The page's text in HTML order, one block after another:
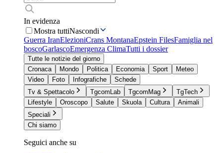
In evidenza
Mostra tuttiNascondi
Guerra IranElezioniCrans MontanaEpstein FilesFamiglia nel
boscoGarlascoEmergenza ClimaTutti i dossier
Tutte le notizie del giorno
Cronaca
Mondo Politica Economia Sport
Meteo
Video
Foto Infografiche
Schede
Tv & Spettacolo
TgcomLab TgcomMag
TgTech
Lifestyle
Oroscopo Salute Skuola Cultura
Animali
Speciali
Chi siamo
Seguici anche su